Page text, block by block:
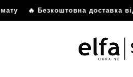
🔥 Безкоштовна доставка